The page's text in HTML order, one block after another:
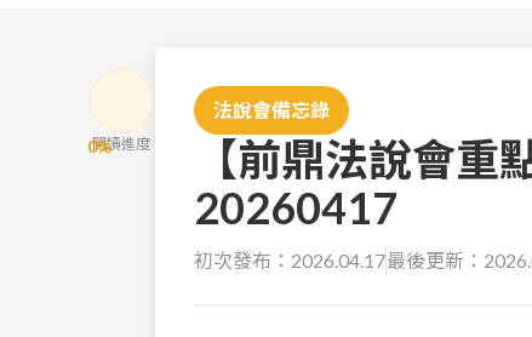
0%
閱讀進度
法說會備忘錄
【前鼎法說會
20260417
初次發布： 2026.04.17最後更新：